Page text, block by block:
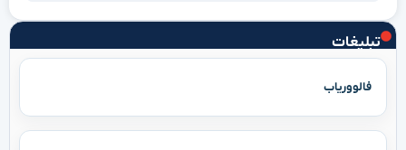
تبلیغات
فالووریاب